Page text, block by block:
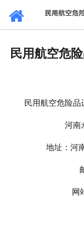
民用航空危
民用航空危险品
河南
地址：河
网